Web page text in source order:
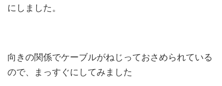
にしました。
向きの関係でケーブルがねじっておさめられている
ので、まっすぐにしてみました